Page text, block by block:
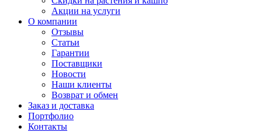
Акции на услуги
О компании
Отзывы
Статьи
Гарантии
Поставщики
Новости
Наши клиенты
Возврат и обмен
Заказ и доставка
Портфолио
Контакты